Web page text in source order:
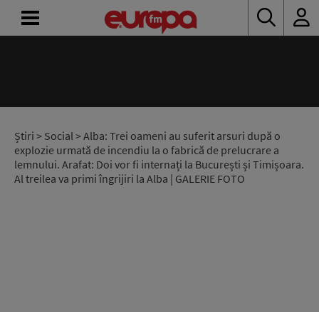
Știri > Social> Alba: Trei oameni au suferit arsuri după o
explozie urmată de incendiu la o fabrică de prelucrare a
lemnului. Arafat: Doi vor fi internați la București și Timișoara.
Al treilea va primi îngrijiri la Alba | GALERIE FOTO
RADIO
CONCURSURI